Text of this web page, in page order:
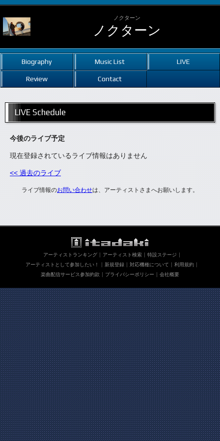
ノクターン
ノクターン
Biography Music List LIVE
Review Contact
LIVE Schedule
今後のライブ予定
現在登録されているライブ情報はありません
<< 過去のライブ
ライブ情報のお問い合わせは、アーティストさまへお願いします。
アーティストランキング アーティスト検索
特設ステージ
アーティストとして参加したい！
新規登録 対応機種について
利用規約
楽曲配信サービス参加約款
プライバシーポリシー 会社概要